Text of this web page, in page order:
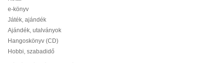
e-könyv
Játék, ajándék
Ajándék, utalványok
Hangoskönyv (CD)
Hobbi, szabadidő